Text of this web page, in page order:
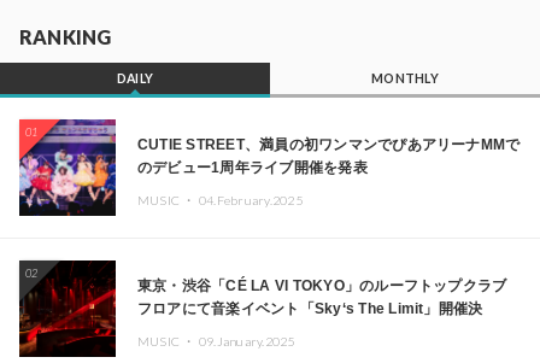
RANKING
DAILY MONTHLY
01
CUTIE STREET、満員の初ワンマンでぴあアリーナMMで
のデビュー1周年ライブ開催を発表
MUSIC ・ 04.February.2025
02
東京・渋谷「CÉ LA VI TOKYO」のルーフトップクラブ
フロアにて音楽イベント「Sky‘s The Limit」開催決
MUSIC ・ 09.January.2025